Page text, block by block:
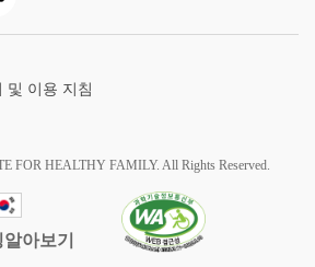
및 이용 지침
FOR HEALTHY FAMILY. All Rights Reserved.
아보기